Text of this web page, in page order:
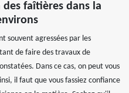
faîtières dans la
souvent agressées par les
de faire des travaux de
Dans ce cas, on peut vous
il faut que vous fassiez confiance